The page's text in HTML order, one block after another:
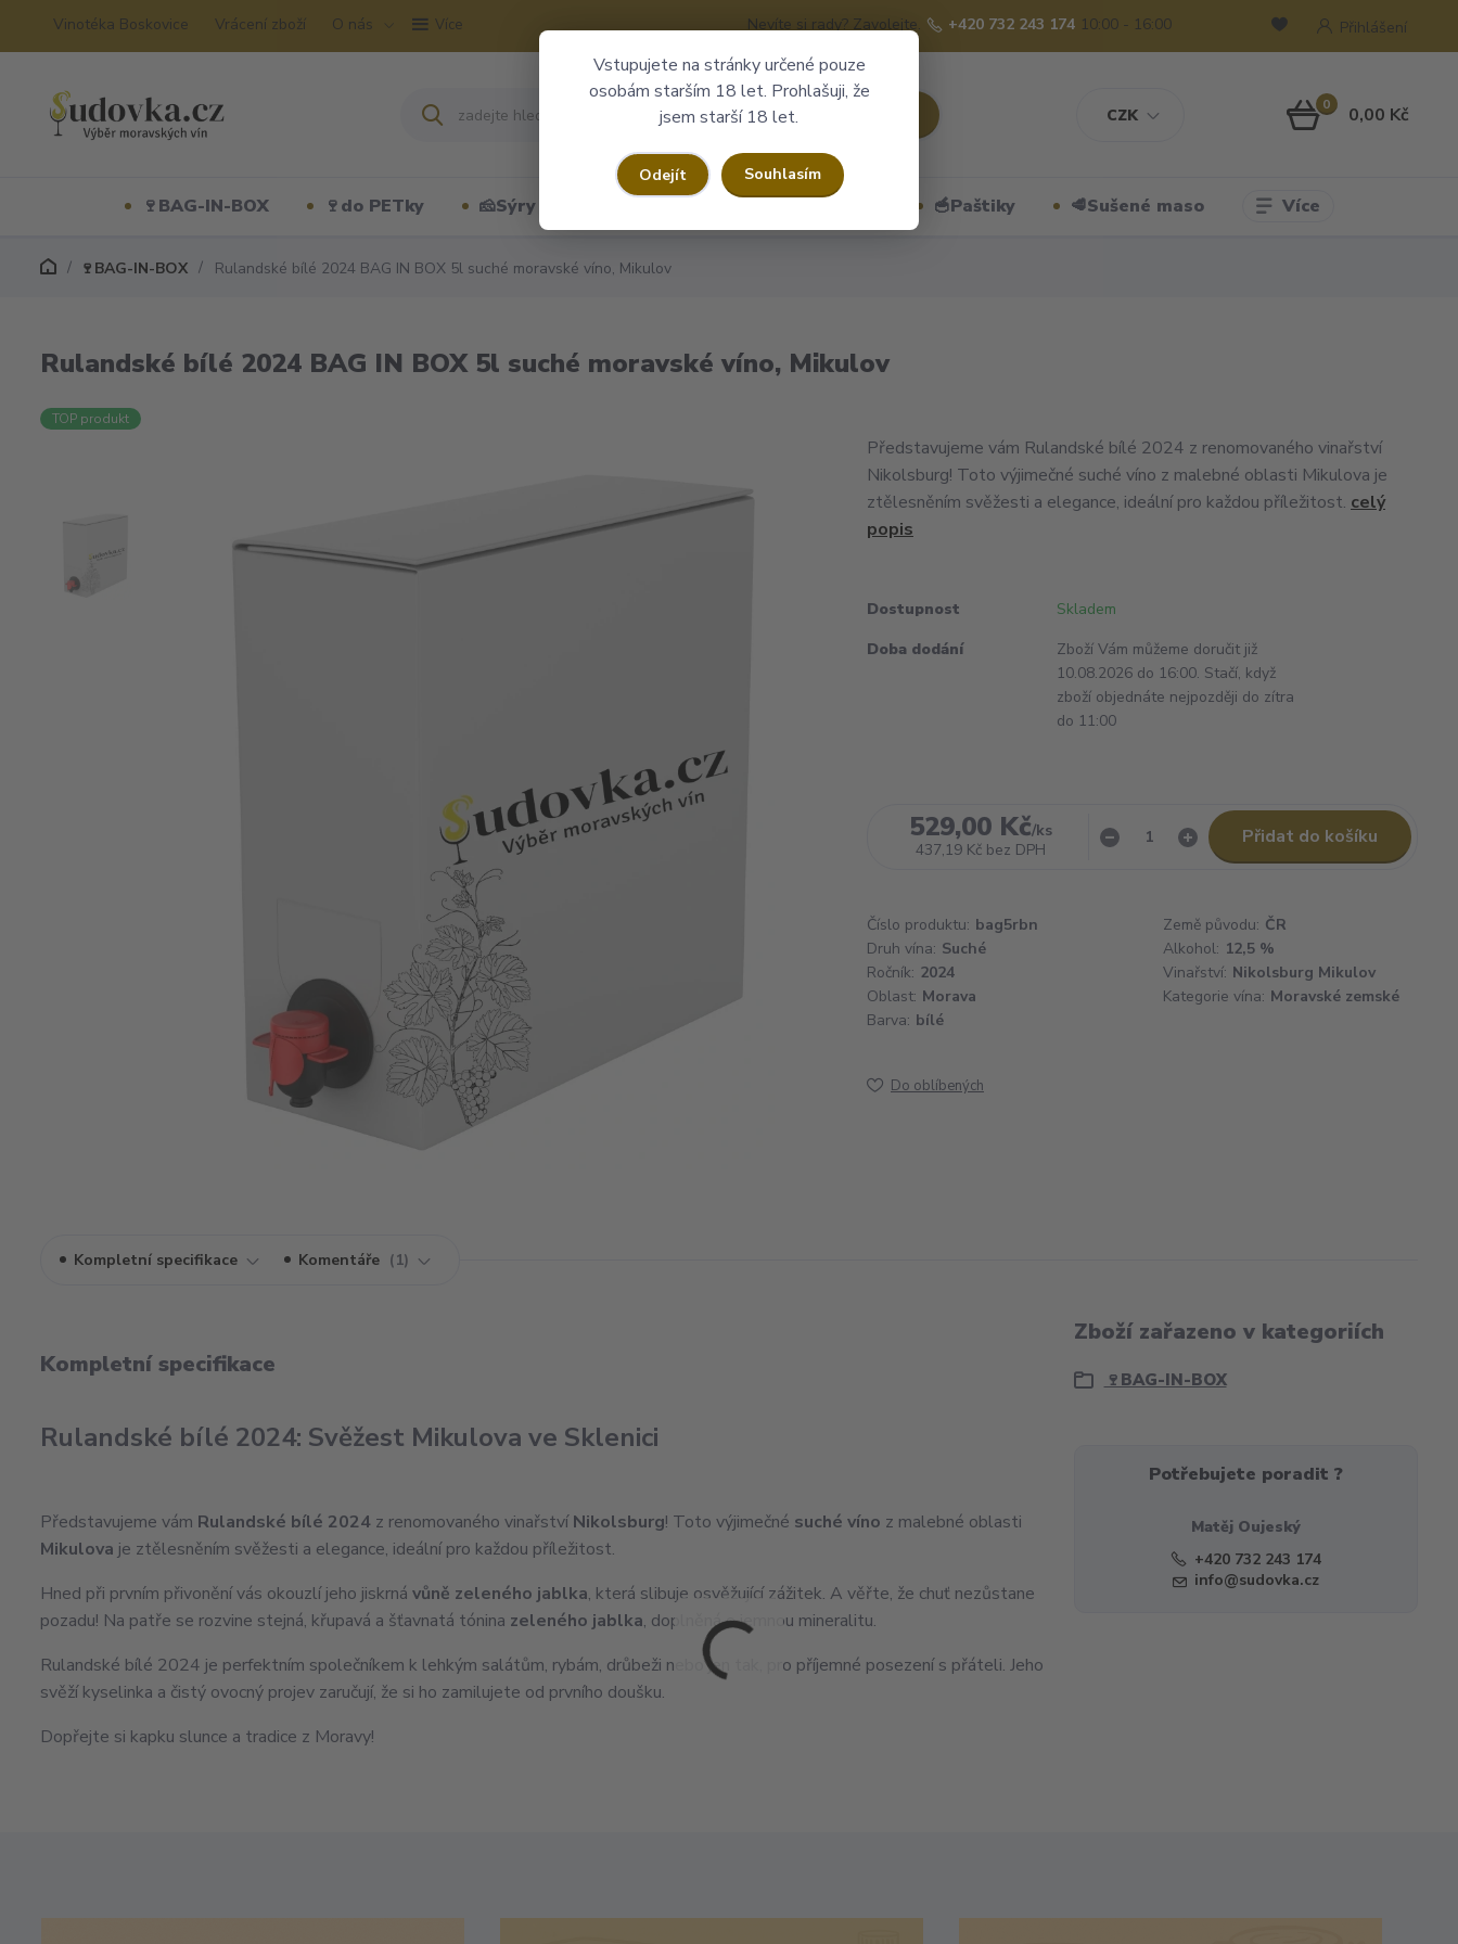
Vstupujete na stránky určené pouze
osobám starším 18 let. Prohlašuji, že
jsem starší 18 let.
Odejít Souhlasím
Vinotéka Boskovice Vrácení zboží O nás Více
CZK
Přihlášení
Nevíte si rady? Zavolejte. +420 732 243 174 10:00 - 16:00
0 0,00 Kč
🍷BAG-IN-BOX 🍷do PETky 🧀Sýry 🥣Paštiky 🥩Sušené maso Více
🍷BAG-IN-BOX Rulandské bílé 2024 BAG IN BOX 5l suché moravské víno, Mikulov
Rulandské bílé 2024 BAG IN BOX 5l suché moravské víno, Mikulov
TOP produkt
Představujeme vám Rulandské bílé 2024 z renomovaného vinařství
Nikolsburg! Toto výjimečné suché víno z malebné oblasti Mikulova je
ztělesněním svěžesti a elegance, ideální pro každou příležitost. celý
popis
Dostupnost
Skladem
Doba dodání
Zboží Vám můžeme doručit již
10.08.2026 do 16:00. Stačí, když
zboží objednáte nejpozději do zítra
do 11:00
529,00 Kč/ks
437,19 Kč bez DPH
Přidat do košíku
Číslo produktu: bag5rbn Země původu: ČR
Druh vína: Suché Alkohol: 12,5 %
Ročník: 2024 Vinařství: Nikolsburg Mikulov
Oblast: Morava Kategorie vína: Moravské zemské
Barva: bílé
Do oblíbených
Kompletní specifikace Komentáře 1
Kompletní specifikace
Rulandské bílé 2024: Svěžest Mikulova ve Sklenici
Představujeme vám Rulandské bílé 2024 z renomovaného vinařstvíNikolsburg! Toto výjimečné suché víno z malebné oblasti
Mikulova je ztělesněním svěžesti a elegance, ideální pro každou příležitost.
Hned při prvním přivonění vás okouzlí jeho jiskrná vůně zeleného jablka, která slibuje osvěžující zážitek. A věřte, že chuť nezůstane
pozadu! Na patře se rozvine stejná, křupavá a šťavnatá tónina zeleného jablka, doplněná o jemnou mineralitu.
Rulandské bílé 2024 je perfektním společníkem k lehkým salátům, rybám, drůbeži nebo jen tak, pro příjemné posezení s přáteli. Jeho
svěží kyselinka a čistý ovocný projev zaručují, že si ho zamilujete od prvního doušku.
Dopřejte si kapku slunce a tradice z Moravy!
Zboží zařazeno v kategoriích
🍷BAG-IN-BOX
Potřebujete poradit ?
Matěj Oujeský
+420 732 243 174
info@sudovka.cz